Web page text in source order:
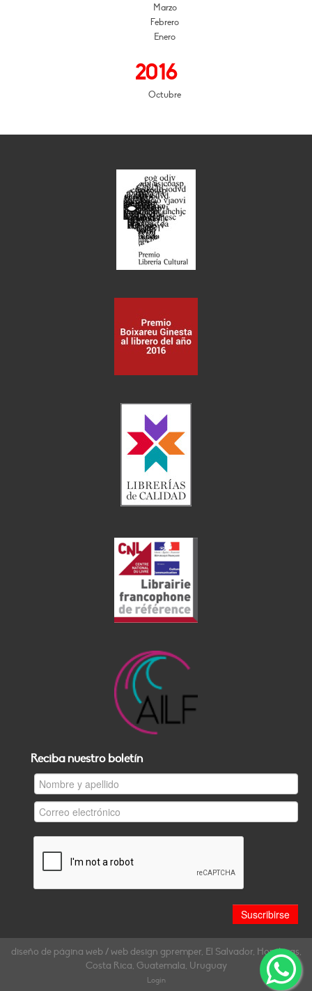
Marzo
Febrero
Enero
2016
Octubre
Reciba nuestro boletín
diseño de página web / web design gpremper, El Salvador, Honduras,
Costa Rica, Guatemala, Uruguay
Login